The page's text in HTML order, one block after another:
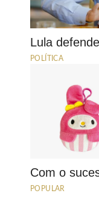
Lula
POLÍTICA
Com o
POPULAR